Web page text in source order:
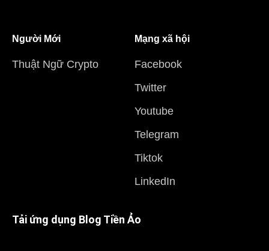
Người Mới
Thuật Ngữ Crypto
Mạng xã hội
Facebook
Twitter
Youtube
Telegram
Tiktok
LinkedIn
Tải ứng dụng Blog Tiền Ảo